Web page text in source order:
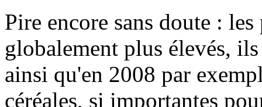
Pire encore sans doute :
globalement plus élevés,
ainsi qu'en 2008 par
céréales, si importantes